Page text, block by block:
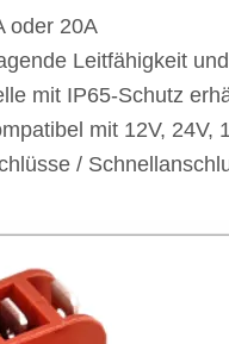
oder 20A
Leitfähigkeit
mit IP65-Schutz
mit 12V, 24V,
/